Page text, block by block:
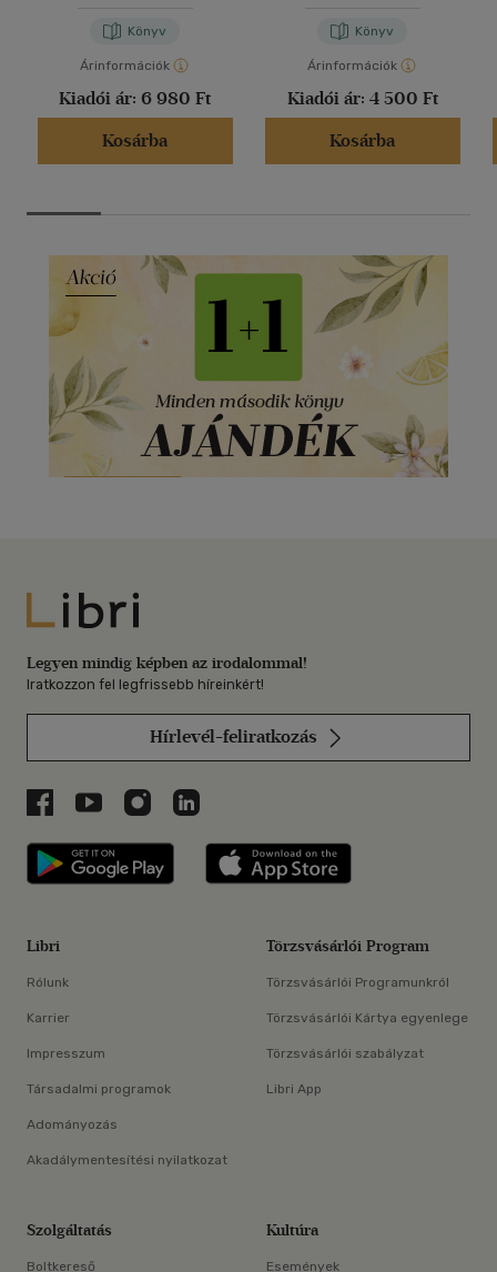
Könyv
Árinformációk
Kiadói ár: 6 980 Ft
Kosárba
Könyv
Árinformációk
Kiadói ár: 4 500 Ft
Kosárba
Libri
Legyen mindig képben az irodalommal!
Iratkozzon fel legfrissebb híreinkért!
Hírlevél-feliratkozás
Libri a Facebookon
Libri a Youtube-on
Libri az Instagramon
Libri a LinkedInen
Libri applikáció Szerezd meg: Google
Libri
Rólunk
Karrier
Impresszum
Társadalmi programok
Adományozás
Akadálymentesítési nyilatkozat
Törzsvásárlói Program
Törzsvásárlói Programunkról
Törzsvásárlói Kártya egyenlege
Törzsvásárlói szabályzat
Libri App
Szolgáltatás
Boltkereső
Kultúra
Események